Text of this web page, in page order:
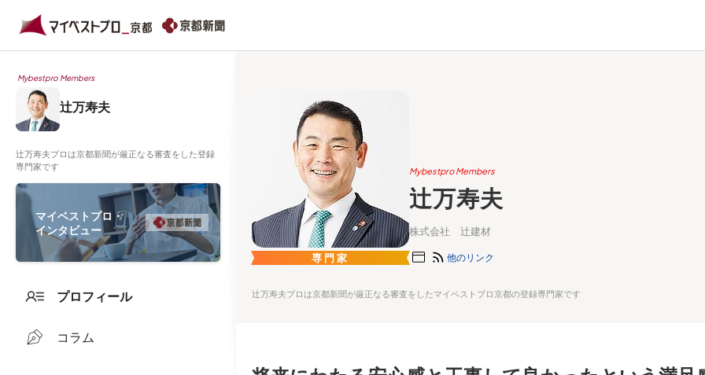
Mybestpro Members
辻万寿夫
辻万寿夫プロは京都新聞が厳正なる審査をした登録
専門家です
マイベストプロ・
インタビュー
プロフィール
コラム
専門家
Mybestpro Members
辻万寿夫
株式会社 辻建材
他のリンク
辻万寿夫プロは京都新聞が厳正なる審査をしたマイベストプロ京都の登録専門家です